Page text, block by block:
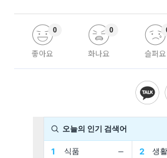
좋아요
0
화나요
0
슬퍼요